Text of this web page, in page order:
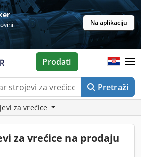
Na aplikaciju
Pretraži
Prodati
za vrećice
za vrećice na prodaju